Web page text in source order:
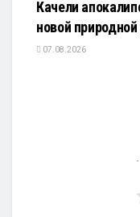
Качели
новой природной
07.08.2026